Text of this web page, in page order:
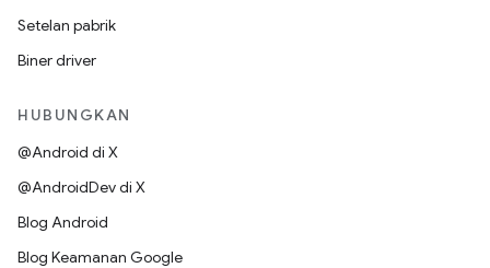
Setelan pabrik
Biner driver
HUBUNGKAN
@Android di X
@AndroidDev di X
Blog Android
Blog Keamanan Google